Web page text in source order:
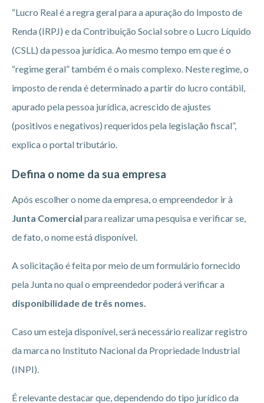
“Lucro Real é a regra geral para a apuração do Imposto de
Renda (IRPJ) e da Contribuição Social sobre o Lucro Líquido
(CSLL) da pessoa jurídica. Ao mesmo tempo em que é o
“regime geral” também é o mais complexo. Neste regime, o
imposto de renda é determinado a partir do lucro contábil,
apurado pela pessoa jurídica, acrescido de ajustes
(positivos e negativos) requeridos pela legislação fiscal”,
explica o portal tributário.
Defina o nome da sua empresa
Após escolher o nome da empresa, o empreendedor ir à
Junta Comercial para realizar uma pesquisa e verificar se,
de fato, o nome está disponível.
A solicitação é feita por meio de um formulário fornecido
pela Junta no qual o empreendedor poderá verificar a
disponibilidade de três nomes.
Caso um esteja disponível, será necessário realizar registro
da marca no Instituto Nacional da Propriedade Industrial
(INPI).
É relevante destacar que, dependendo do tipo jurídico da